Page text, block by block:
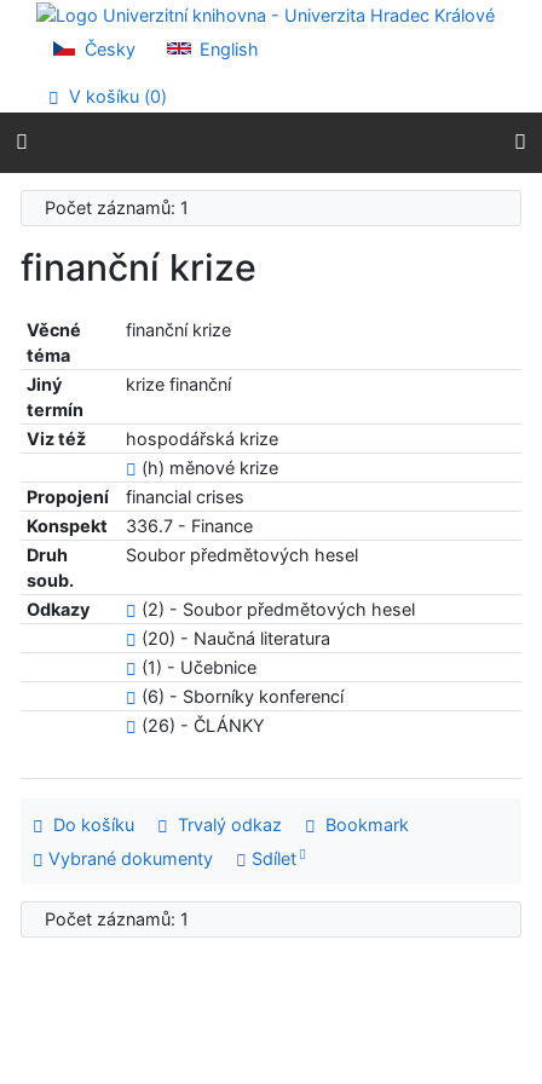
Přejít na obsah
Přejít na menu
Prohlášení o webové přístupnosti
Česky English
V košíku (0)
Počet záznamů: 1
finanční krize
Věcné
téma
finanční krize
Jiný
termín
krize finanční
Viz též
hospodářská krize
(h) měnové krize
Propojení
financial crises
Konspekt
336.7 - Finance
Druh
soub.
Soubor předmětových hesel
Odkazy
(2) - Soubor předmětových hesel
(20) - Naučná literatura
(1) - Učebnice
(6) - Sborníky konferencí
(26) - ČLÁNKY
Do košíku Trvalý odkaz
Bookmark
Vybrané dokumenty
Sdílet
Počet záznamů: 1